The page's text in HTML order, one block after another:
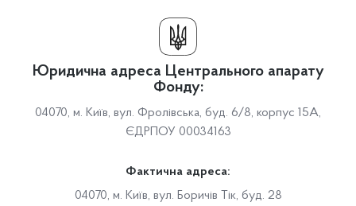
Юридична адреса Центрального апарату
Фонду:
04070, м. Київ, вул. Фролівська, буд. 6/8, корпус 15А,
ЄДРПОУ 00034163
Фактична адреса:
04070, м. Київ, вул. Боричів Тік, буд. 28